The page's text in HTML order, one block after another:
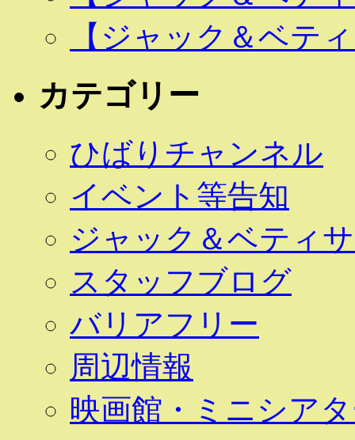
【ジャック＆ベテ
カテゴリー
ひばりチャンネル
イベント等告知
ジャック＆ベティ
スタッフブログ
バリアフリー
周辺情報
映画館・ミニシア